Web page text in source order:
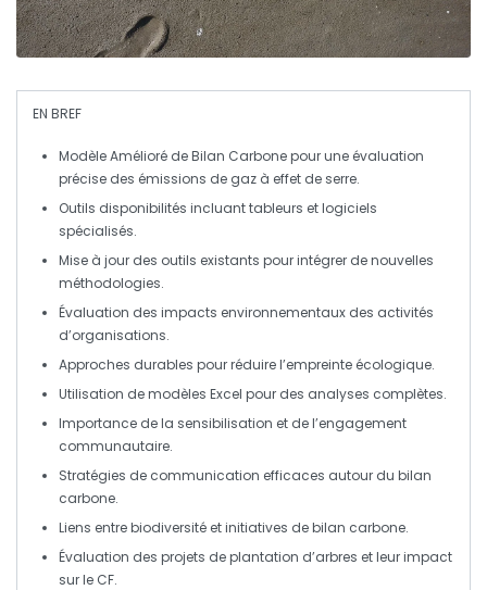
EN BREF
Modèle Amélioré de Bilan Carbone pour une évaluation
précise des émissions de gaz à effet de serre.
Outils disponibilités incluanttableurs etlogiciels
spécialisés.
Mise à jour des outils existants pour intégrer de nouvelles
méthodologies.
Évaluation des impacts environnementaux des activités
d’organisations.
Approches durables pour réduire l’empreinte écologique.
Utilisation demodèles Excel pour des analyses complètes.
Importance de la sensibilisation et de l’engagement
communautaire.
Stratégies de communication efficaces autour du bilan
carbone.
Liens entrebiodiversité et initiatives de bilan carbone.
Évaluation des projets de plantation d’arbres et leur impact
sur le CF.